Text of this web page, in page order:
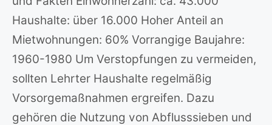
Haushalte: über 16.000 Hoher Anteil an
Mietwohnungen: 60% Vorrangige Baujahre:
1960-1980 Um Verstopfungen zu vermeiden,
sollten Lehrter Haushalte regelmäßig
Vorsorgemaßnahmen ergreifen. Dazu
gehören die Nutzung von Abflusssieben und